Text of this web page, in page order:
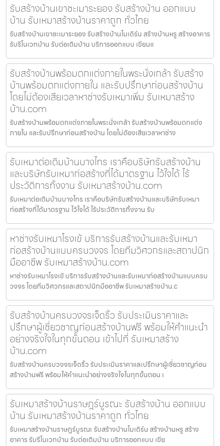
รับสร้างบ้านเขาชะเมาระยอง รับสร้างบ้าน ออกแบบ
บ้าน รับเหมาสร้างบ้านราคาถูก ทั่วไทย
รับสร้างบ้านเขาชะเมาระยอง รับสร้างบ้านโมเดิร์น สร้างบ้านหรู สร้างอาคาร
รับรีโนเวทบ้าน รับต่อเติมบ้าน บริการออกแบบ เขียนแ
รับสร้างบ้านพร้อมตกแต่งภายในพระนั่งเกล้า รับสร้าง
บ้านพร้อมตกแต่งภายใน และรับปรึกษาก่อนสร้างบ้าน
โดยไม่ต้องเสียเวลาหาช่างรับเหมาเพิ่ม รับเหมาสร้าง
บ้าน.com
รับสร้างบ้านพร้อมตกแต่งภายในพระนั่งเกล้า รับสร้างบ้านพร้อมตกแต่ง
ภายใน และรับปรึกษาก่อนสร้างบ้าน โดยไม่ต้องเสียเวลาหาช่าง
รับเหมาต่อเติมบ้านบางไทร เราคือบริษัทรับสร้างบ้าน
และบริษัทรับเหมาก่อสร้างที่ได้มาตรฐาน ไว้ใจได้ ไร้
ประวัติการทิ้งงาน รับเหมาสร้างบ้าน.com
รับเหมาต่อเติมบ้านบางไทร เราคือบริษัทรับสร้างบ้านและบริษัทรับเหมา
ก่อสร้างที่ได้มาตรฐาน ไว้ใจได้ ไร้ประวัติการทิ้งงาน รับ
หาช่างรับเหมาโรงเข้ บริการรับสร้างบ้านและรับเหมา
ก่อสร้างบ้านแบบครบวงจร โดยทีมวิศวกรและสถาปนิก
มืออาชีพ รับเหมาสร้างบ้าน.com
หาช่างรับเหมาโรงเข้ บริการรับสร้างบ้านและรับเหมาก่อสร้างบ้านแบบครบ
วงจร โดยทีมวิศวกรและสถาปนิกมืออาชีพ รับเหมาสร้างบ้าน.c
รับสร้างบ้านครบวงจรเจ็ดริ้ว รับประเมินราคาและ
ปรึกษาผู้เชี่ยวชาญก่อนสร้างบ้านฟรี พร้อมให้คำแนะนำ
อย่างจริงใจในทุกขั้นตอน เข้าไปที่ รับเหมาสร้าง
บ้าน.com
รับสร้างบ้านครบวงจรเจ็ดริ้ว รับประเมินราคาและปรึกษาผู้เชี่ยวชาญก่อน
สร้างบ้านฟรี พร้อมให้คำแนะนำอย่างจริงใจในทุกขั้นตอน เ
รับเหมาสร้างบ้านราษฎร์บูรณะ รับสร้างบ้าน ออกแบบ
บ้าน รับเหมาสร้างบ้านราคาถูก ทั่วไทย
รับเหมาสร้างบ้านราษฎร์บูรณะ รับสร้างบ้านโมเดิร์น สร้างบ้านหรู สร้าง
อาคาร รับรีโนเวทบ้าน รับต่อเติมบ้าน บริการออกแบบ เขีย